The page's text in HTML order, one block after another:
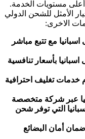
مستويات الخدمة.
الأمثل للشحن الدولي
الاخرى:
مع تتبع مباشر
بأسعار تنافسية
تغليف احترافية
عبر شركة متخصصة
التي توفر شحن
أمان البضائع